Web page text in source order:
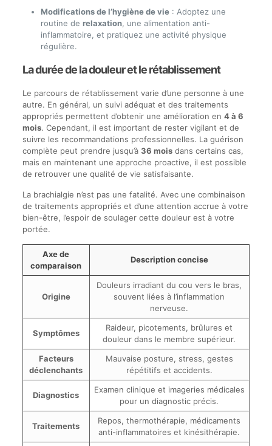
Modifications de l’hygiène de vie: Adoptez une
routine de relaxation, une alimentation anti-
inflammatoire, et pratiquez une activité physique
régulière.
La durée de la douleur et le rétablissement
Le parcours de rétablissement varie d’une personne à une
autre. En général, un suivi adéquat et des traitements
appropriés permettent d’obtenir une amélioration en 4 à 6
mois. Cependant, il est important de rester vigilant et de
suivre les recommandations professionnelles. La guérison
complète peut prendre jusqu’à 36 moisdans certains cas,
mais en maintenant une approche proactive, il est possible
de retrouver une qualité de vie satisfaisante.
La brachialgie n’est pas une fatalité. Avec une combinaison
de traitements appropriés et d’une attention accrue à votre
bien-être, l’espoir de soulager cette douleur est à votre
portée.
Axe de
comparaison
Description concise
Origine
Douleurs irradiant du cou vers le bras,
souvent liées à l’inflammation
nerveuse.
Symptômes
Raideur, picotements, brûlures et
douleur dans le membre supérieur.
Facteurs
déclenchants
Mauvaise posture, stress, gestes
répétitifs et accidents.
Diagnostics
Examen clinique et imageries médicales
pour un diagnostic précis.
Traitements
Repos, thermothérapie, médicaments
anti-inflammatoires et kinésithérapie.